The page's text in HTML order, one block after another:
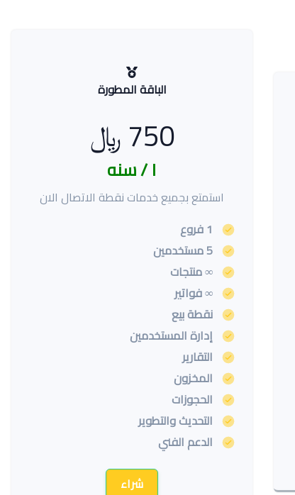
الباقة المطورة
750 ﷼
١ / سنه
استمتع بجميع خدمات نقطة الاتصال الان
∞ منتجات
∞ فواتير
نقطة بيع
إدارة المستخدمين
التقارير
المخزون
الحجوزات
التحديث والتطوير
الدعم الفني
شراء